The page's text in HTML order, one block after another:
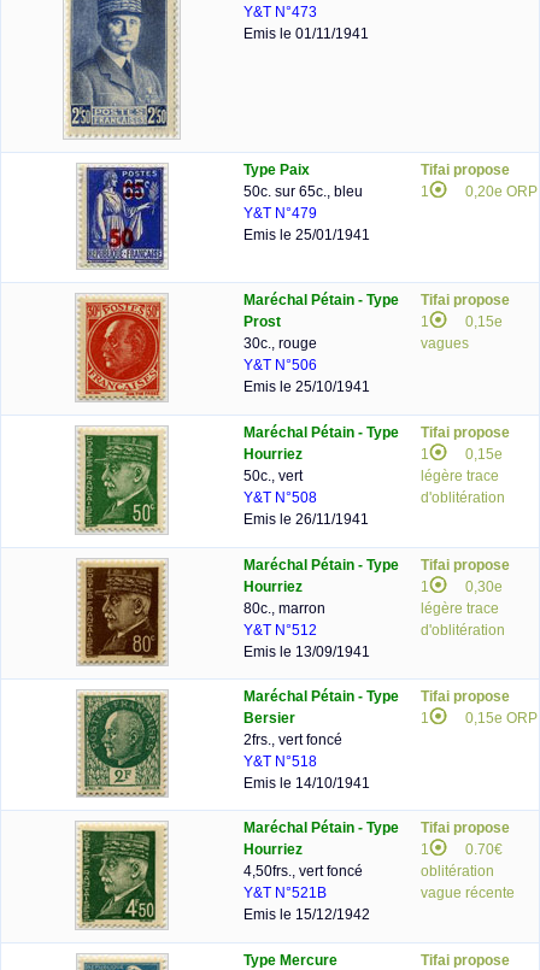
Y&T N°473
Emis le 01/11/1941
Type Paix
50c. sur 65c., bleu
Y&T N°479
Emis le 25/01/1941
Tifai propose
1
0,20e ORP
Maréchal Pétain - Type
Prost
30c., rouge
Y&T N°506
Emis le 25/10/1941
Tifai propose
1
0,15e
vagues
Maréchal Pétain - Type
Hourriez
50c., vert
Y&T N°508
Emis le 26/11/1941
Tifai propose
1
0,15e
légère trace
d'oblitération
Maréchal Pétain - Type
Hourriez
80c., marron
Y&T N°512
Emis le 13/09/1941
Tifai propose
1
0,30e
légère trace
d'oblitération
Maréchal Pétain - Type
Bersier
2frs., vert foncé
Y&T N°518
Emis le 14/10/1941
Tifai propose
1
0,15e ORP
Maréchal Pétain - Type
Hourriez
4,50frs., vert foncé
Y&T N°521B
Emis le 15/12/1942
Tifai propose
1
0.70€
oblitération
vague récente
Type Mercure
Tifai propose